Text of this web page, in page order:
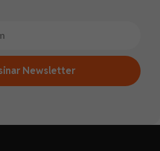
Newsletter